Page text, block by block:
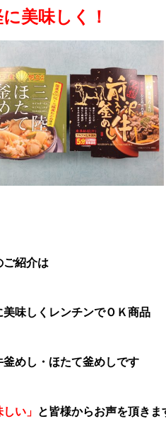
美味しく！
ご紹介は
美味しくレンチンでＯＫ商品
釜めし・ほたて釜めしです
しい」 と皆様からお声を頂きま